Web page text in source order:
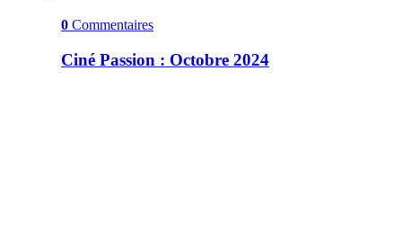
0 Commentaires
Ciné Passion : Octobre 2024